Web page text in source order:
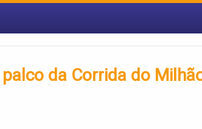
da Corrida do